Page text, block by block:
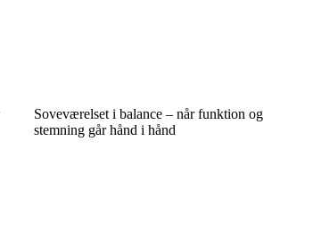
Soveværelset i balance – når funktion og
stemning går hånd i hånd